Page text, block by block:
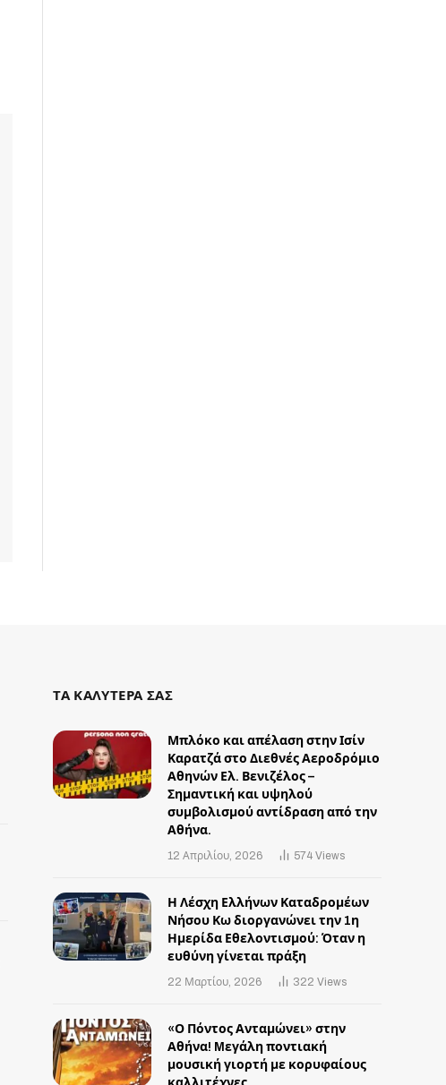
ΤΑ ΚΑΛΥΤΕΡΑ ΣΑΣ
Μπλόκο και απέλαση στην Ισίν
Καρατζά στο Διεθνές Αεροδρόμιο
Αθηνών Ελ. Βενιζέλος –
Σημαντική και υψηλού
συμβολισμού αντίδραση από την
Αθήνα.
12 Απριλίου, 2026 574Views
Η Λέσχη Ελλήνων Καταδρομέων
Νήσου Κω διοργανώνει την 1η
Ημερίδα Εθελοντισμού: Όταν η
ευθύνη γίνεται πράξη
22 Μαρτίου, 2026 322Views
«Ο Πόντος Ανταμώνει» στην
Αθήνα! Mεγάλη ποντιακή
μουσική γιορτή με κορυφαίους